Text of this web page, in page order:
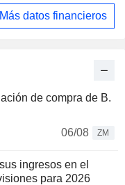
de compra de B.
06/08
ZM
ingresos en el
para 2026
Más datos financieros